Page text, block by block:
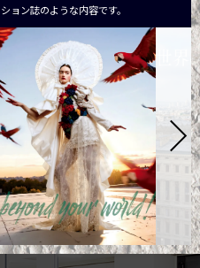
ョン誌のような内容です。